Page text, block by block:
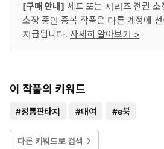
[구매 안내] 세트 또는 시리즈 전권
소장 중인 중복 작품은 다른 계정에
지급됩니다. 자세히 알아보기 >
이 작품의 키워드
#정통판타지 #대여 #e북
다른 키워드로 검색